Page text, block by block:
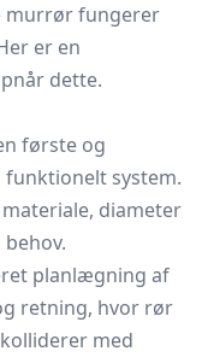
murrør fungerer
er en
dette.
første og
system.
diameter
planlægning af
retning, hvor rør
med